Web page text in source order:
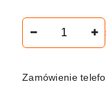
Zamówienie